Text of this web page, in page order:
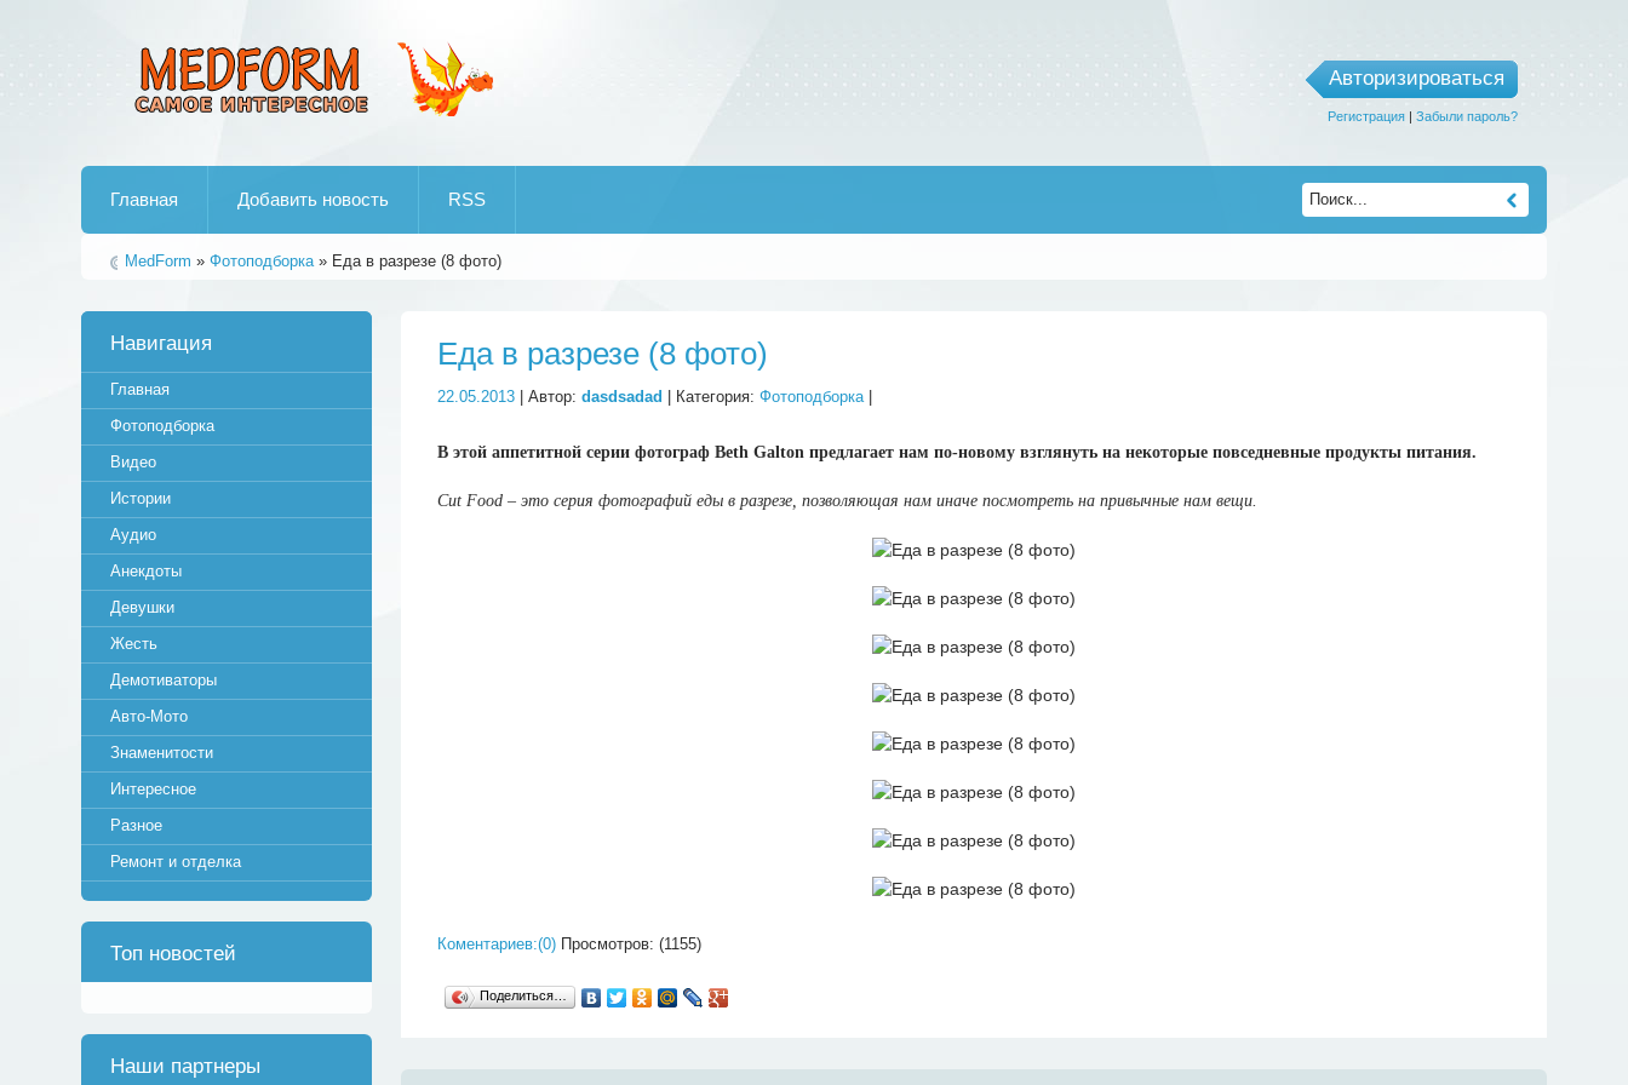
Авторизироваться
Регистрация| Забыли пароль?
Главная Добавить новость RSS
MedForm »Фотоподборка» Еда в разрезе (8 фото)
Еда в разрезе (8 фото)
22.05.2013 | Автор:dasdsadad | Категория:Фотоподборка|
В этой аппетитной серии фотограф Beth Galton предлагает нам по-новому взглянуть на некоторые повседневные продукты питания.
Cut Food – это серия фотографий еды в разрезе, позволяющая нам иначе посмотреть на привычные нам вещи.
Коментариев:(0) Просмотров: (1155)
Поделиться…
Навигация
Главная
Фотоподборка
Видео
Истории
Аудио
Анекдоты
Девушки
Жесть
Демотиваторы
Авто-Мото
Знаменитости
Интересное
Разное
Ремонт и отделка
Топ новостей
Наши партнеры